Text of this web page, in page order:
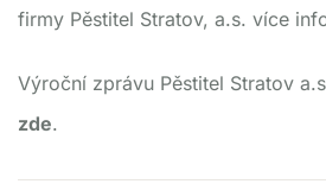
firmy Pěstitel Stratov, a.s. více
Výroční zprávu Pěstitel Stratov
zde.